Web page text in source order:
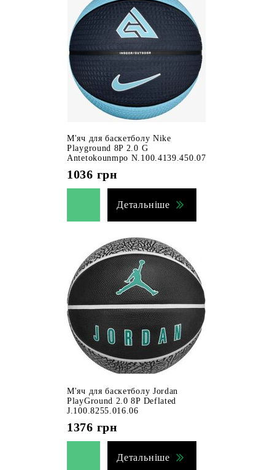
М'яч для баскетболу Nike
Playground 8P 2.0 G
Antetokounmpo N.100.4139.450.07
1036 грн
Детальніше
М'яч для баскетболу Jordan
PlayGround 2.0 8P Deflated
J.100.8255.016.06
1376 грн
Детальніше